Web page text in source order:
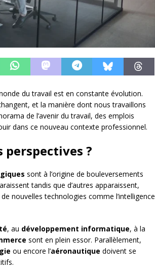
du travail est en constante évolution.
et la manière dont nous travaillons
de l’avenir du travail, des emplois
dans ce nouveau contexte professionnel.
perspectives ?
sont à l’origine de bouleversements
tandis que d’autres apparaissent,
nouvelles technologies comme l’intelligence
, au développement informatique, à la
sont en plein essor. Parallèlement,
ou encore l’aéronautique doivent se